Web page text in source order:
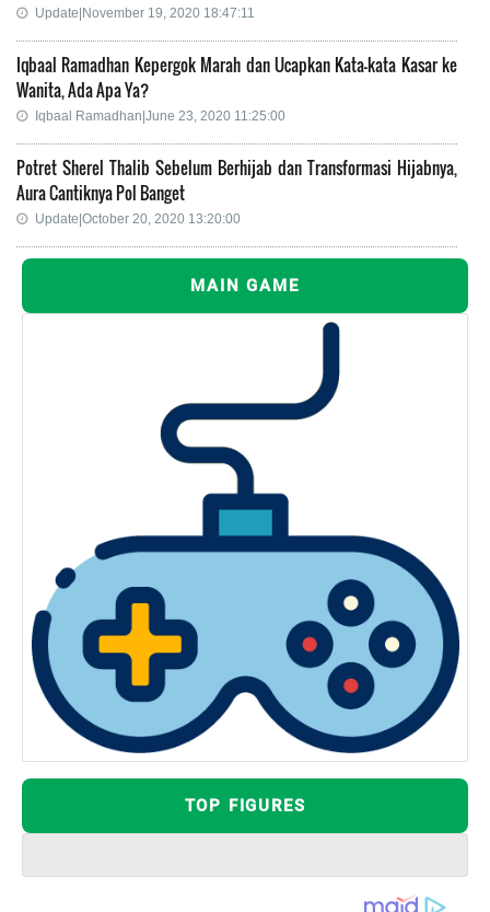
Update|November 19, 2020 18:47:11
Iqbaal Ramadhan Kepergok Marah dan Ucapkan Kata-kata Kasar ke
Wanita, Ada Apa Ya?
Iqbaal Ramadhan|June 23, 2020 11:25:00
Potret Sherel Thalib Sebelum Berhijab dan Transformasi Hijabnya,
Aura Cantiknya Pol Banget
Update|October 20, 2020 13:20:00
MAIN GAME
TOP FIGURES